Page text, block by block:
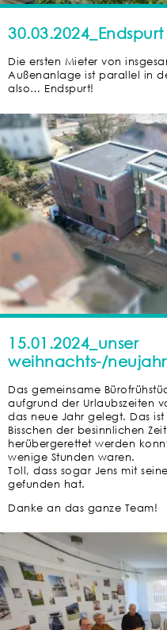
Die ersten Mieter von
Außenanlage ist parallel in
also… Endspurt!
15.01.2024_unser
weihnachts-/
Das gemeinsame
aufgrund der Urlaubszeiten
das neue Jahr gelegt. Das
Bisschen der besinnlichen
herübergerettet werden
wenige Stunden waren.
Toll, dass sogar Jens mit
gefunden hat.
Danke an das ganze Team!